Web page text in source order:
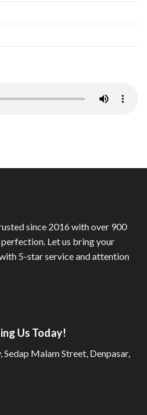
since 2016 with over 900
Let us bring your
5-star service and attention
Us Today!
Sedap Malam Street, Denpasar,